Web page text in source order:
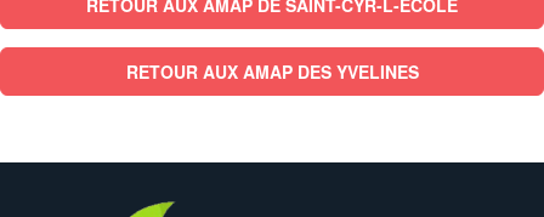
RETOUR AUX AMAP DE SAINT-CYR-L-ECOLE
RETOUR AUX AMAP DES YVELINES